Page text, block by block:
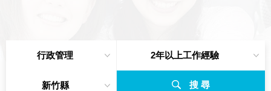
行政管理 2年以上工作經驗
新竹縣 搜 尋